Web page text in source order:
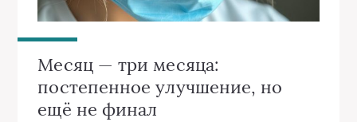
Месяц — три месяца:
постепенное улучшение, но
ещё не финал